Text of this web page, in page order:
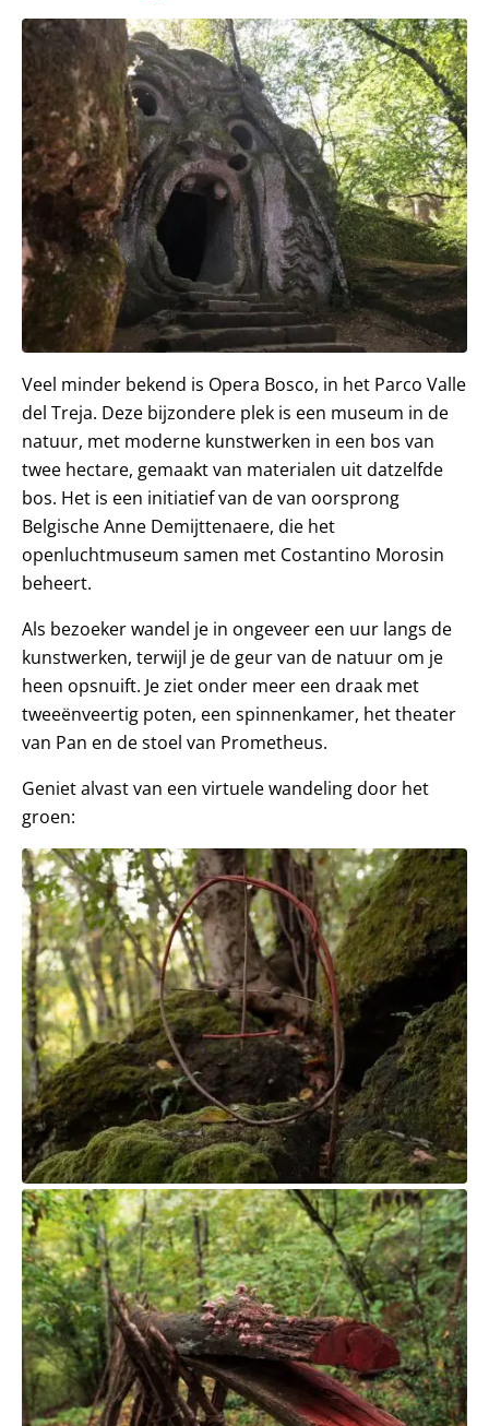
Veel minder bekend is Opera Bosco, in het Parco Valle
del Treja. Deze bijzondere plek is een museum in de
natuur, met moderne kunstwerken in een bos van
twee hectare, gemaakt van materialen uit datzelfde
bos. Het is een initiatief van de van oorsprong
Belgische Anne Demijttenaere, die het
openluchtmuseum samen met Costantino Morosin
beheert.
Als bezoeker wandel je in ongeveer een uur langs de
kunstwerken, terwijl je de geur van de natuur om je
heen opsnuift. Je ziet onder meer een draak met
tweeënveertig poten, een spinnenkamer, het theater
van Pan en de stoel van Prometheus.
Geniet alvast van een virtuele wandeling door het
groen: